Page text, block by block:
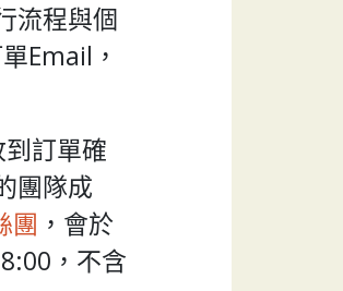
流程與個
Email，
訂單確
團隊成
團 ，會於
，不含